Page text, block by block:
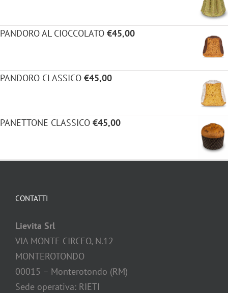
PANDORO AL CIOCCOLATO €45,00
PANDORO CLASSICO €45,00
PANETTONE CLASSICO €45,00
CONTATTI
Lievita Srl
VIA MONTE CIRCEO, N.12
MONTEROTONDO
00015 – Monterotondo (RM)
Sede operativa: RIETI